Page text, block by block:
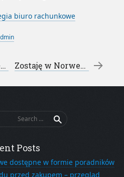
biuro rachunkowe
Zostaję w Norwegii – sprawdź dlaczego
Search
for:
Posts
dostępne w formie poradników
przed zakupem – przegląd